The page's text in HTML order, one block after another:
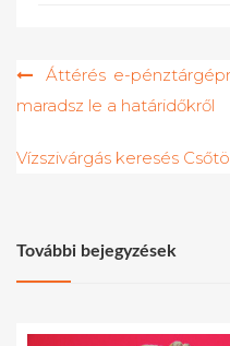
Bejegyzés
navigáció
Áttérés e-
maradsz le a határidőkről
Vízszivárgás keresés
További bejegyzések